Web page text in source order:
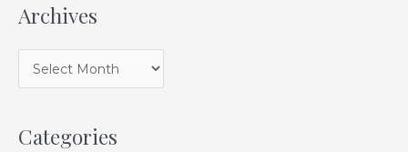
Archives
Categories